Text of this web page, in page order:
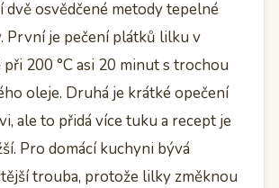
dvě osvědčené metody tepelné
První je pečení plátků lilku v
200 °C asi 20 minut s trochou
oleje. Druhá je krátké opečení
ale to přidá více tuku a recept je
Pro domácí kuchyni bývá
trouba, protože lilky změknou